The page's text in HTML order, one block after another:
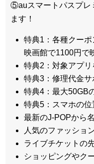
⑤auスマートパスプレ
ます！
特典1：各種クー
映画館で1100円で
特典2：対象アプリ
特典3：修理代金サ
特典4：最大50GB
特典5：スマホの位
最新のJ-POPから
人気のファッショ
ライブチケットの
ショッピングやク